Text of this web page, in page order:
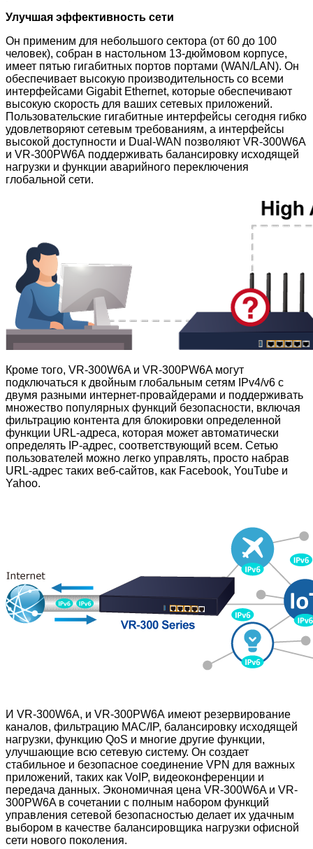
Улучшая эффективность сети
Он применим для небольшого сектора (от 60 до 100
человек), собран в настольном 13-дюймовом корпусе,
имеет пятью гигабитных портов портами (WAN/LAN). Он
обеспечивает высокую производительность со всеми
интерфейсами Gigabit Ethernet, которые обеспечивают
высокую скорость для ваших сетевых приложений.
Пользовательские гигабитные интерфейсы сегодня гибко
удовлетворяют сетевым требованиям, а интерфейсы
высокой доступности и Dual-WAN позволяют VR-300W6A
и VR-300PW6A поддерживать балансировку исходящей
нагрузки и функции аварийного переключения
глобальной сети.
Кроме того, VR-300W6A и VR-300PW6A могут
подключаться к двойным глобальным сетям IPv4/v6 с
двумя разными интернет-провайдерами и поддерживать
множество популярных функций безопасности, включая
фильтрацию контента для блокировки определенной
функции URL-адреса, которая может автоматически
определять IP-адрес, соответствующий всем. Сетью
пользователей можно легко управлять, просто набрав
URL-адрес таких веб-сайтов, как Facebook, YouTube и
Yahoo.
И VR-300W6A, и VR-300PW6A имеют резервирование
каналов, фильтрацию MAC/IP, балансировку исходящей
нагрузки, функцию QoS и многие другие функции,
улучшающие всю сетевую систему. Он создает
стабильное и безопасное соединение VPN для важных
приложений, таких как VoIP, видеоконференции и
передача данных. Экономичная цена VR-300W6A и VR-
300PW6A в сочетании с полным набором функций
управления сетевой безопасностью делает их удачным
выбором в качестве балансировщика нагрузки офисной
сети нового поколения.